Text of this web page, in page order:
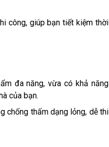
công, giúp bạn tiết kiệm thời
đa năng, vừa có khả năng
của bạn.
chống thấm dạng lỏng, dễ thi